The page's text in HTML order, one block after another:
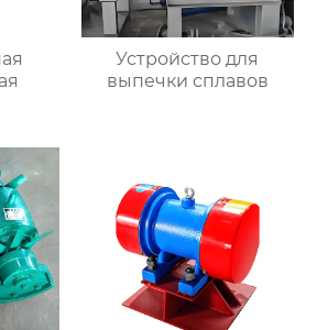
Устройство для
выпечки сплавов